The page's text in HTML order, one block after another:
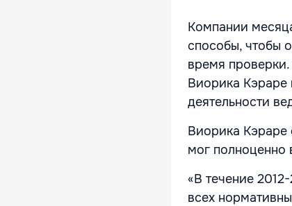
Компании
способы, чтобы
время
Виорика Кэраре
деятельности
Виорика Кэраре
мог полноценно
«В течение
всех